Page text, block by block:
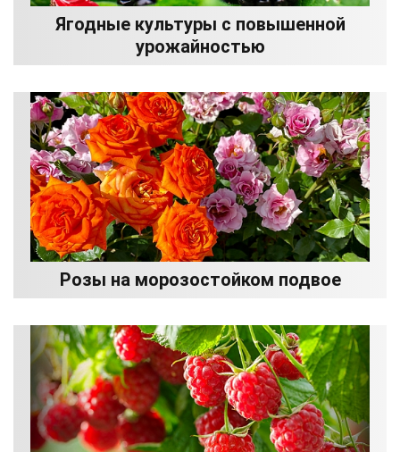
Ягодные культуры с повышенной
урожайностью
Розы на морозостойком подвое